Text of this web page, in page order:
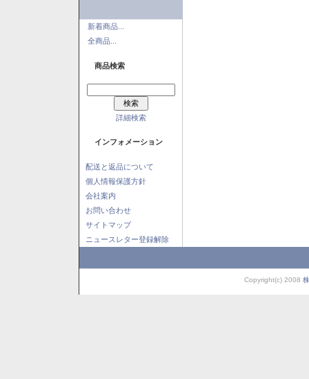
新着商品...
全商品...
商品検索
詳細検索
インフォメーション
配送と返品について
個人情報保護方針
会社案内
お問い合わせ
サイトマップ
ニュースレター登録解除
Copyright(c) 2008